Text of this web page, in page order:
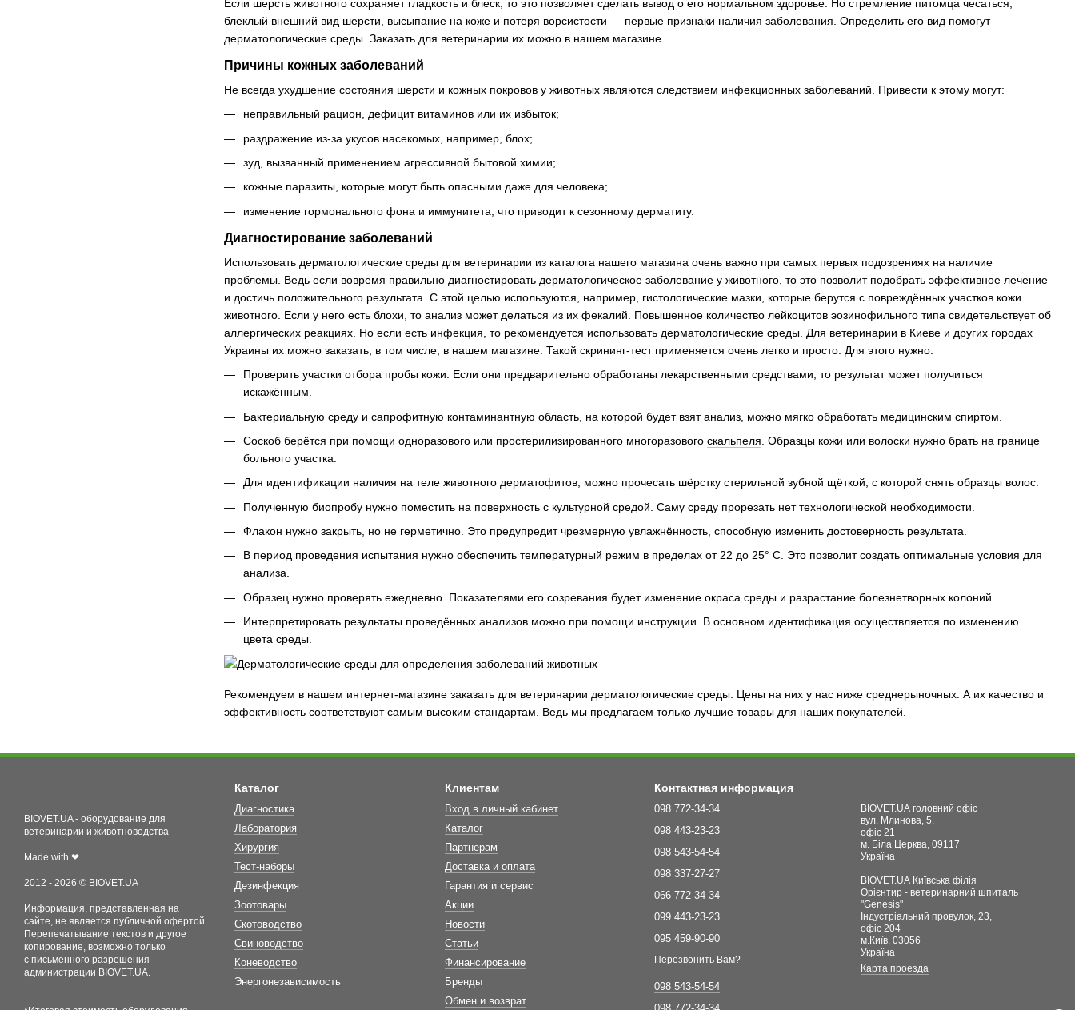
Если шерсть животного сохраняет гладкость и блеск, то это позволяет сделать вывод о его нормальном здоровье. Но стремление питомца чесаться,
блеклый внешний вид шерсти, высыпание на коже и потеря ворсистости — первые признаки наличия заболевания. Определить его вид помогут
дерматологические среды. Заказать для ветеринарии их можно в нашем магазине.
Причины кожных заболеваний
Не всегда ухудшение состояния шерсти и кожных покровов у животных являются следствием инфекционных заболеваний. Привести к этому могут:
неправильный рацион, дефицит витаминов или их избыток;
раздражение из-за укусов насекомых, например, блох;
зуд, вызванный применением агрессивной бытовой химии;
кожные паразиты, которые могут быть опасными даже для человека;
изменение гормонального фона и иммунитета, что приводит к сезонному дерматиту.
Диагностирование заболеваний
Использовать дерматологические среды для ветеринарии из каталога нашего магазина очень важно при самых первых подозрениях на наличие
проблемы. Ведь если вовремя правильно диагностировать дерматологическое заболевание у животного, то это позволит подобрать эффективное лечение
и достичь положительного результата. С этой целью используются, например, гистологические мазки, которые берутся с повреждённых участков кожи
животного. Если у него есть блохи, то анализ может делаться из их фекалий. Повышенное количество лейкоцитов эозинофильного типа свидетельствует об
аллергических реакциях. Но если есть инфекция, то рекомендуется использовать дерматологические среды. Для ветеринарии в Киеве и других городах
Украины их можно заказать, в том числе, в нашем магазине. Такой скрининг-тест применяется очень легко и просто. Для этого нужно:
Проверить участки отбора пробы кожи. Если они предварительно обработаны лекарственными средствами , то результат может получиться
искажённым.
Бактериальную среду и сапрофитную контаминантную область, на которой будет взят анализ, можно мягко обработать медицинским спиртом.
Соскоб берётся при помощи одноразового или простерилизированного многоразового скальпеля . Образцы кожи или волоски нужно брать на границе
больного участка.
Для идентификации наличия на теле животного дерматофитов, можно прочесать шёрстку стерильной зубной щёткой, с которой снять образцы волос.
Полученную биопробу нужно поместить на поверхность с культурной средой. Саму среду прорезать нет технологической необходимости.
Флакон нужно закрыть, но не герметично. Это предупредит чрезмерную увлажнённость, способную изменить достоверность результата.
В период проведения испытания нужно обеспечить температурный режим в пределах от 22 до 25° C. Это позволит создать оптимальные условия для
анализа.
Образец нужно проверять ежедневно. Показателями его созревания будет изменение окраса среды и разрастание болезнетворных колоний.
Интерпретировать результаты проведённых анализов можно при помощи инструкции. В основном идентификация осуществляется по изменению
цвета среды.
Рекомендуем в нашем интернет-магазине заказать для ветеринарии дерматологические среды. Цены на них у нас ниже среднерыночных. А их качество и
эффективность соответствуют самым высоким стандартам. Ведь мы предлагаем только лучшие товары для наших покупателей.
BIOVET.UA - оборудование для
ветеринарии и животноводства
Made with ❤
2012 - 2026 © BIOVET.UA
Информация, представленная на
сайте, не является публичной офертой.
Перепечатывание текстов и другое
копирование, возможно только
с письменного разрешения
администрации BIOVET.UA.
Каталог
Диагностика
Лаборатория
Хирургия
Тест-наборы
Дезинфекция
Зоотовары
Скотоводство
Свиноводство
Коневодство
Энергонезависимость
Клиентам
Вход в личный кабинет
Каталог
Партнерам
Доставка и оплата
Гарантия и сервис
Акции
Новости
Статьи
Финансирование
Бренды
Обмен и возврат
Контактная информация
098 772-34-34
098 443-23-23
098 543-54-54
098 337-27-27
066 772-34-34
099 443-23-23
095 459-90-90
Перезвонить Вам?
098 543-54-54
BIOVET.UA головний офіс
вул. Млинова, 5,
офіс 21
м. Біла Церква, 09117
Україна
BIOVET.UA Київська філія
Орієнтир - ветеринарний шпиталь
"Genesis"
Індустріальний провулок, 23,
офіс 204
м.Київ, 03056
Україна
Карта проезда